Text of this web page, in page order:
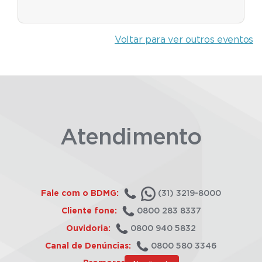
Voltar para ver outros eventos
Atendimento
Fale com o BDMG: (31) 3219-8000
Cliente fone: 0800 283 8337
Ouvidoria: 0800 940 5832
Canal de Denúncias: 0800 580 3346